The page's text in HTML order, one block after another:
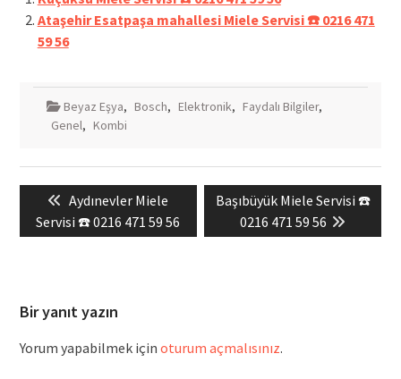
Ataşehir Esatpaşa mahallesi Miele Servisi ☎️ 0216 471
59 56
Beyaz Eşya, Bosch, Elektronik, Faydalı Bilgiler,
Genel, Kombi
gezinmesi
Previous
post:
Aydınevler Miele
Servisi ☎️ 0216 471 59 56
Next
post:
Başıbüyük Miele Servisi ☎️
0216 471 59 56
Bir yanıt yazın
Yorum yapabilmek için oturum açmalısınız.